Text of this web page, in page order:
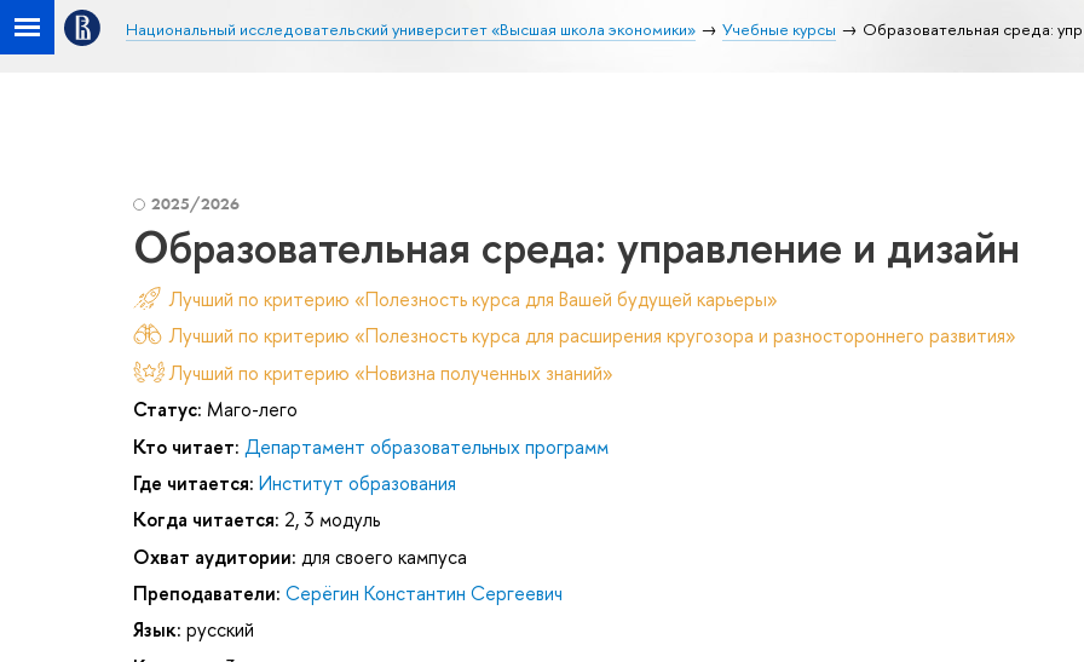
Национальный исследовательский университет «Высшая школа экономики» Учебные курсы Образовательная среда:
2025/2026
Образовательная среда: управление и дизайн
Лучший по критерию «Полезность курса для Вашей будущей карьеры»
Лучший по критерию «Полезность курса для расширения кругозора и разностороннего развития»
Лучший по критерию «Новизна полученных знаний»
Статус: Маго-лего
Кто читает: Департамент образовательных программ
Где читается: Институт образования
Когда читается: 2, 3 модуль
Охват аудитории: для своего кампуса
Преподаватели: Серёгин Константин Сергеевич
Язык: русский